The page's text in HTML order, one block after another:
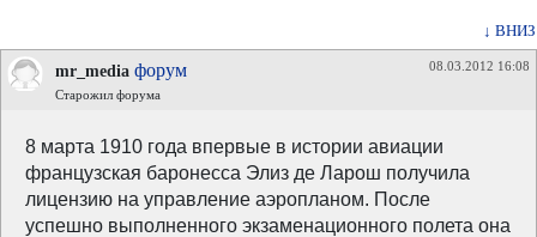
↓ ВНИЗ
mr_media форум
Старожил форума
08.03.2012 16:08
8 марта 1910 года впервые в истории авиации
французская баронесса Элиз де Ларош получила
лицензию на управление аэропланом. После
успешно выполненного экзаменационного полета она